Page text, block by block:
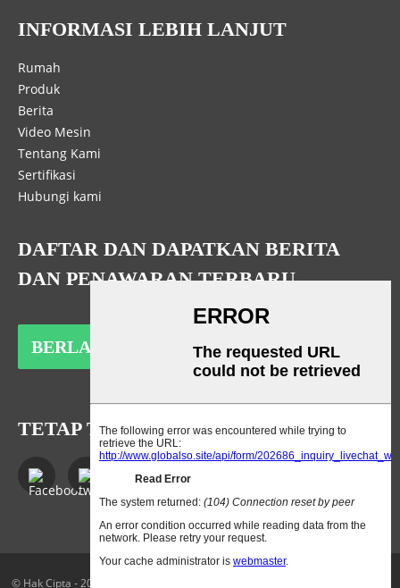
INFORMASI LEBIH LANJUT
Rumah
Produk
Berita
Video Mesin
Tentang Kami
Sertifikasi
Hubungi kami
DAFTAR DAN DAPATKAN BERITA
DAN PENAWARAN TERBARU
BERLANGGANAN
TETAP TERHUBUNG
© Hak Cipta - 2010-2023: Semua Hak Dilindungi Undang-Undang.